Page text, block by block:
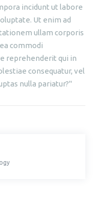
incidunt ut labore
Ut enim ad
ullam corporis
commodi
reprehenderit qui in
consequatur, vel
nulla pariatur?"